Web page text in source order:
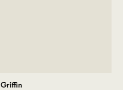
Griffin